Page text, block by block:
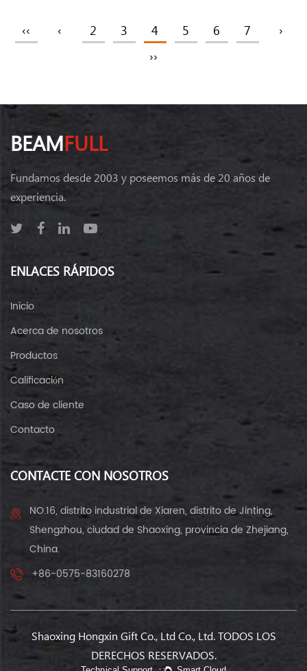
‹‹ ‹ 2 3 4 5 6 7
›
››
BEAMFULL
Fundamos desde 2003 y poseemos más de 20 años de
experiencia.
ENLACES RÁPIDOS
Inicio
Acerca de nosotros
Productos
Calificación
Caso de cliente
Contacto
CONTACTE CON NOSOTROS
NO.16, distrito industrial de Xiaren, distrito de Jinting,
Shengzhou, ciudad de Shaoxing, provincia de Zhejiang,
China.
+86-0575-83160278
Shaoxing Hongxin Gift Co., Ltd Co., Ltd. TODOS LOS
DERECHOS RESERVADOS.